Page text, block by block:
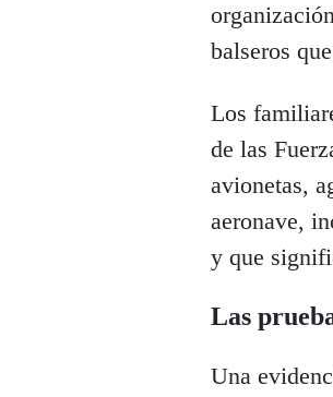
balseros
Los
de las
avionetas,
aeronave,
y que
Las
Una